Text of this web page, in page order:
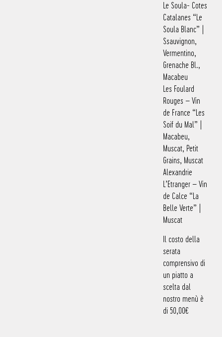
Le Soula- Cotes
Catalanes “Le
Soula Blanc” |
Ssauvignon,
Vermentino,
Grenache Bl.,
Macabeu
Les Foulard
Rouges – Vin
de France “Les
Soif du Mal” |
Macabeu,
Muscat, Petit
Grains, Muscat
Alexandrie
L’Etranger – Vin
de Calce “La
Belle Verte” |
Muscat
Il costo della
serata
comprensivo di
un piatto a
scelta dal
nostro menù è
di 50,00€